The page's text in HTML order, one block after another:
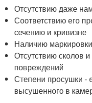
Отсутствию даже
Соответствию его
сечению и кривизне
Наличию
Отсутствию сколов
повреждений
Степени просушки -
высушенного в